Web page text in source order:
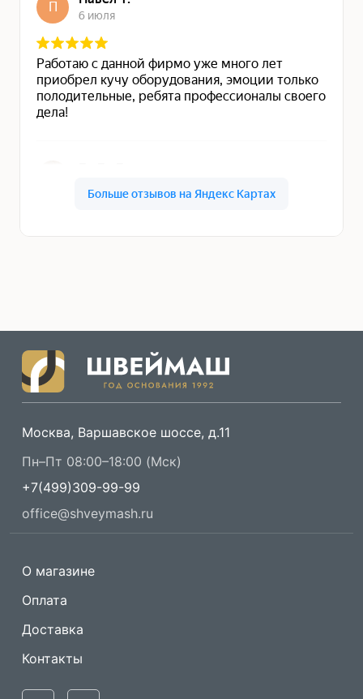
Москва, Варшавское шоссе, д.11
Пн–Пт 08:00–18:00 (Мск)
+7(499)309-99-99
office@shveymash.ru
О магазине
Оплата
Доставка
Контакты